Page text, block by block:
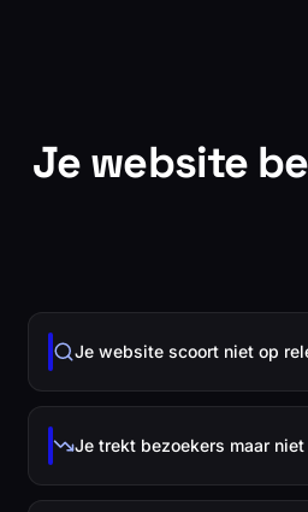
Je website
Je website scoort niet op
Je trekt bezoekers maar